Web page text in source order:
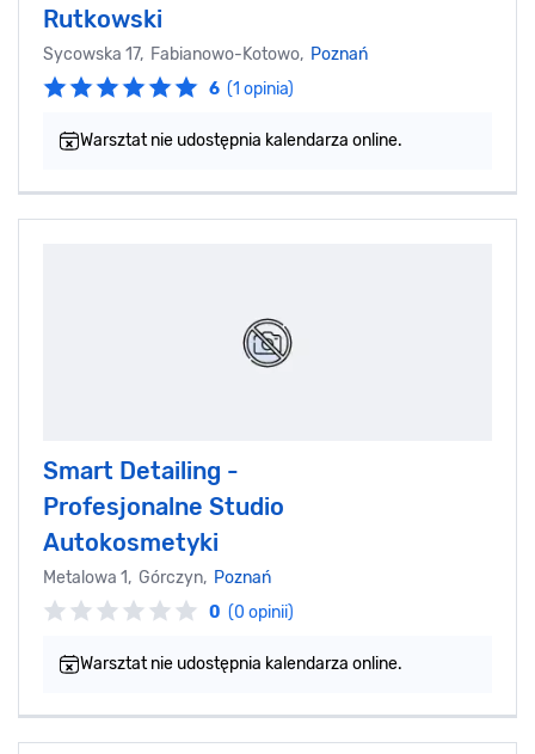
Rutkowski
Sycowska 17, Fabianowo-Kotowo, Poznań
6 (1 opinia)
Warsztat nie udostępnia kalendarza online.
Smart Detailing -
Profesjonalne Studio
Autokosmetyki
Metalowa 1, Górczyn, Poznań
0 (0 opinii)
Warsztat nie udostępnia kalendarza online.